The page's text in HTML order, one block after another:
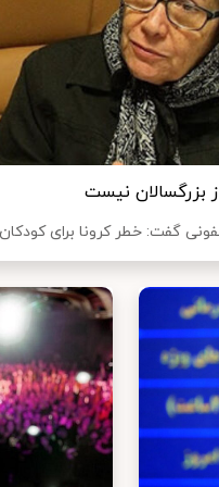
بزرگسالان نیست
گفت: خطر کرونا برای کودکان